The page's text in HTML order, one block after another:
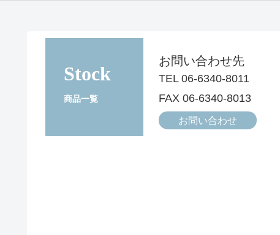
Stock
商品一覧
お問い合わせ先
TEL 06-6340-8011
FAX 06-6340-8013
お問い合わせ